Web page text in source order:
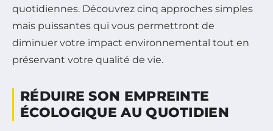
quotidiennes. Découvrez cinq approches simples
mais puissantes qui vous permettront de
diminuer votre impact environnemental tout en
préservant votre qualité de vie.
RÉDUIRE SON EMPREINTE
ÉCOLOGIQUE AU QUOTIDIEN